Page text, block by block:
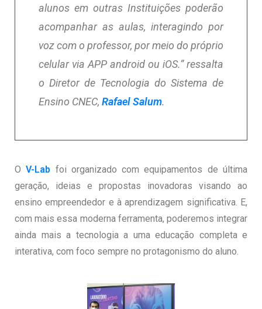
alunos em outras Instituições poderão
acompanhar as aulas, interagindo por
voz com o professor, por meio do próprio
celular via APP android ou iOS.” ressalta
o Diretor de Tecnologia do Sistema de
Ensino CNEC, Rafael Salum.
OV-Lab foi organizado com equipamentos de última
geração, ideias e propostas inovadoras visando ao
ensino empreendedor e à aprendizagem significativa. E,
com mais essa moderna ferramenta, poderemos integrar
ainda mais a tecnologia a uma educação completa e
interativa, com foco sempre no protagonismo do aluno.